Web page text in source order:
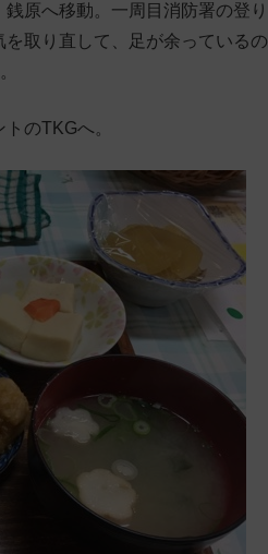
原へ移動。一周目消防署の登り
取り直して、足が余っているの
のTKGへ。